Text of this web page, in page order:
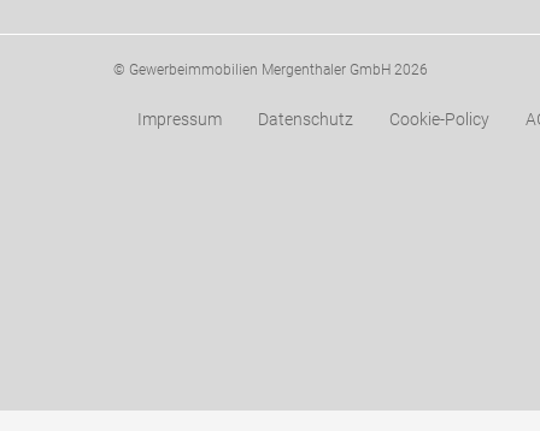
© Gewerbeimmobilien Mergenthaler GmbH 2026
Impressum Datenschutz Cookie-Policy